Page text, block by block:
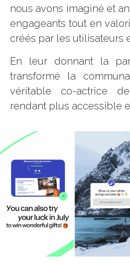
nous avons imaginé et
engageants tout en
créés par les utilisateurs
En leur donnant la
transformé la
véritable co-actrice
rendant plus accessible